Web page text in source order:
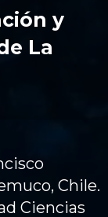
y
La
Chile.
Ciencias